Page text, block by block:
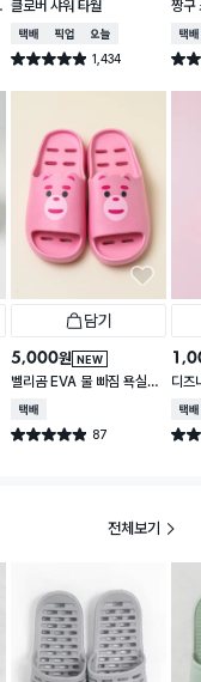
클로버 샤워 타월
택배배송매장픽업오늘배송
별점 4.9점 1,434
건 작성
짱구
X
택배
별점
담기
NEW
5,000원
벨리곰 EVA 물 빠짐 욕실화
260~280 mm
택배배송
별점 4.9점 87
건 작성
디즈
컵
택배
별점
전체보기